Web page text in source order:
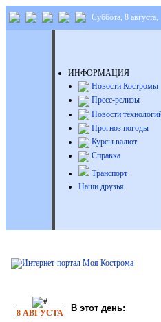
Суббота, 8 августа,
ИНФОРМАЦИЯ
Новости Костромы
Пресс-релизы
Новости
Прогноз погоды
Курсы валют
Справка
Транспорт
Наши друзья
8 АВГУСТА В этот день: